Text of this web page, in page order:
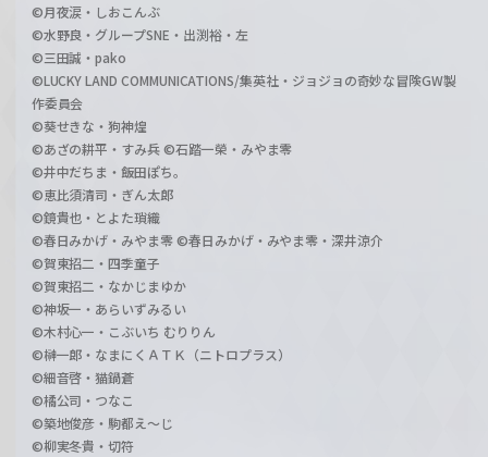
©月夜涙・しおこんぶ
©水野良・グループSNE・出渕裕・左
©三田誠・pako
©LUCKY LAND COMMUNICATIONS/集英社・ジョジョの奇妙な冒険GW製
作委員会
©葵せきな・狗神煌
©あざの耕平・すみ兵 ©石踏一榮・みやま零
©井中だちま・飯田ぽち。
©恵比須清司・ぎん太郎
©鏡貴也・とよた瑣織
©春日みかげ・みやま零 ©春日みかげ・みやま零・深井涼介
©賀東招二・四季童子
©賀東招二・なかじまゆか
©神坂一・あらいずみるい
©木村心一・こぶいち むりりん
©榊一郎・なまにくＡＴＫ（ニトロプラス）
©細音啓・猫鍋蒼
©橘公司・つなこ
©築地俊彦・駒都え～じ
©柳実冬貴・切符